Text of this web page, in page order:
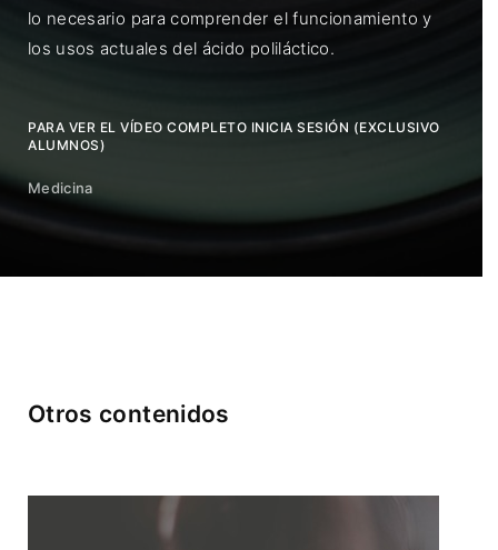
lo necesario para comprender el funcionamiento y
los usos actuales del ácido poliláctico.
PARA VER EL VÍDEO COMPLETO INICIA SESIÓN (EXCLUSIVO
ALUMNOS)
Medicina
Otros contenidos